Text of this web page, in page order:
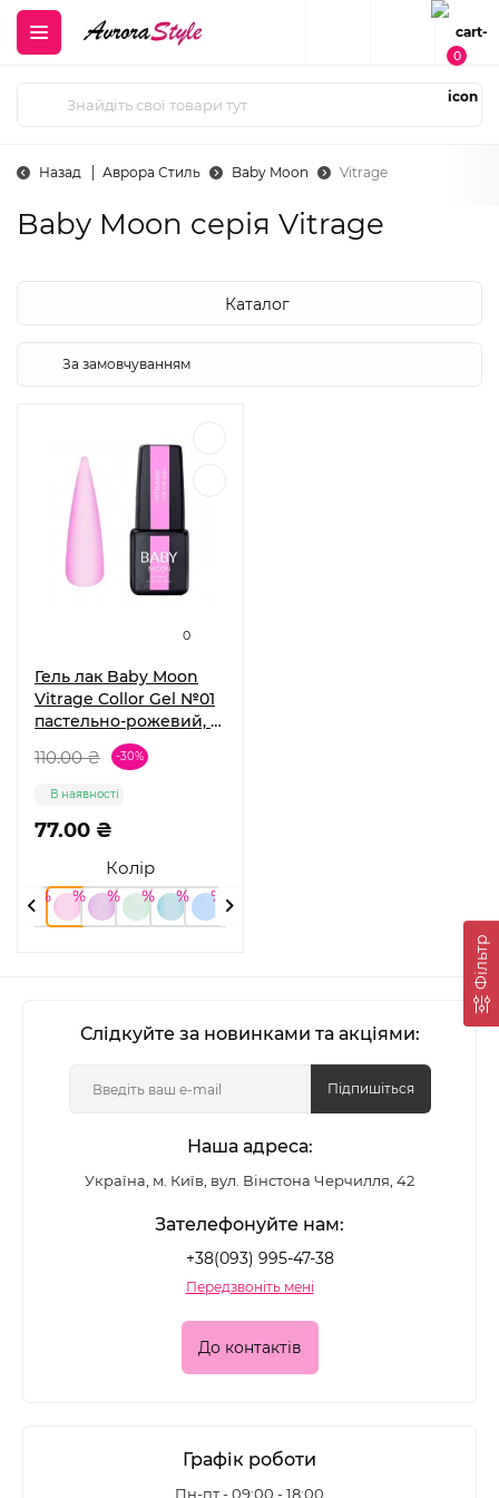
0
Назад Аврора Стиль Baby Moon Vitrage
Baby Moon cерія Vitrage
Фільтр
Каталог
0
Гель лак Baby Moon
Vitrage Collor Gel №01
пастельно-рожевий, 6
Колір
110.00 ₴ -30%
77.00 ₴
В наявності
Слідкуйте за новинками та акціями:
Підпишіться
Наша адреса:
Україна, м. Київ, вул. Вінстона Черчилля, 42
Зателефонуйте нам:
+38(093) 995-47-38
Передзвоніть мені
До контактів
Графік роботи
Пн-пт - 09:00 - 18:00